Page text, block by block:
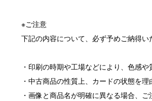
※ご注意
下記の内容について、必ず予めご納得い
・印刷の時期や工場などにより、色感や
・中古商品の性質上、カードの状態を
・画像と商品名が明確に異なる場合、ご